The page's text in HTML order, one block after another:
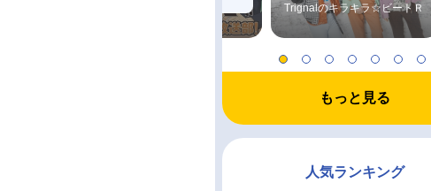
Trignalのキラキラ☆ビートＲ
もっと見る
人気ランキング